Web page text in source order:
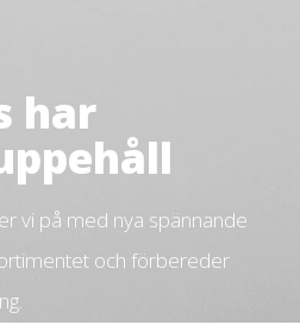
har
vi på med nya spännande
och förbereder